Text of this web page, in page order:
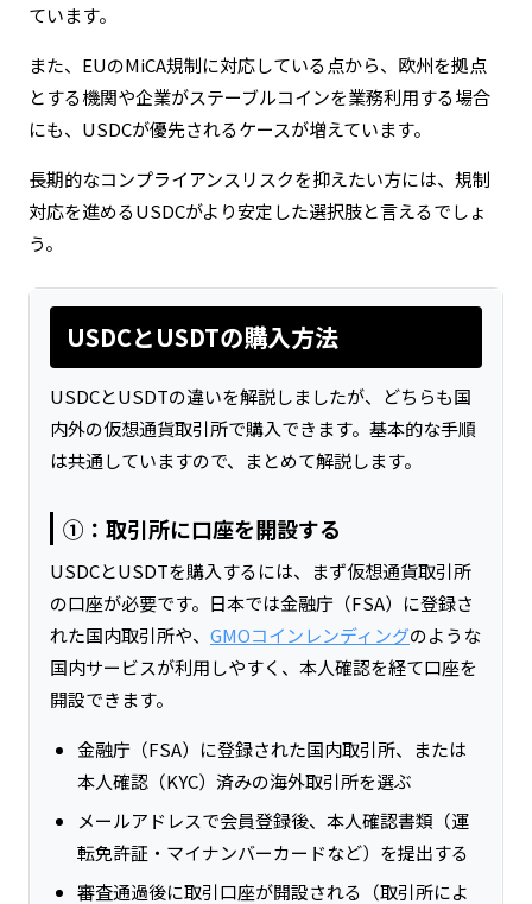
ています。
また、EUのMiCA規制に対応している点から、欧州を拠点
とする機関や企業がステーブルコインを業務利用する場合
にも、USDCが優先されるケースが増えています。
長期的なコンプライアンスリスクを抑えたい方には、規制
対応を進めるUSDCがより安定した選択肢と言えるでしょ
う。
USDCとUSDTの購入方法
USDCとUSDTの違いを解説しましたが、どちらも国
内外の仮想通貨取引所で購入できます。基本的な手順
は共通していますので、まとめて解説します。
①：取引所に口座を開設する
USDCとUSDTを購入するには、まず仮想通貨取引所
の口座が必要です。日本では金融庁（FSA）に登録さ
れた国内取引所や、 GMOコインレンディングのような
国内サービスが利用しやすく、本人確認を経て口座を
開設できます。
金融庁（FSA）に登録された国内取引所、または
本人確認（KYC）済みの海外取引所を選ぶ
メールアドレスで会員登録後、本人確認書類（運
転免許証・マイナンバーカードなど）を提出する
審査通過後に取引口座が開設される（取引所によ